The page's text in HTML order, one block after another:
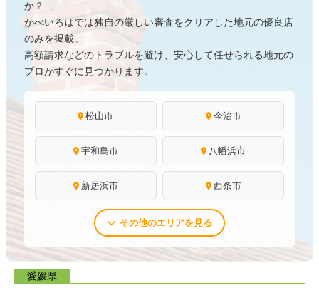
か？
かべいろはでは独自の厳しい審査をクリアした地元の優良店
のみを掲載。
高額請求などのトラブルを避け、安心して任せられる地元の
プロがすぐに見つかります。
松山市 今治市
宇和島市 八幡浜市
新居浜市 西条市
その他のエリアを見る
愛媛県